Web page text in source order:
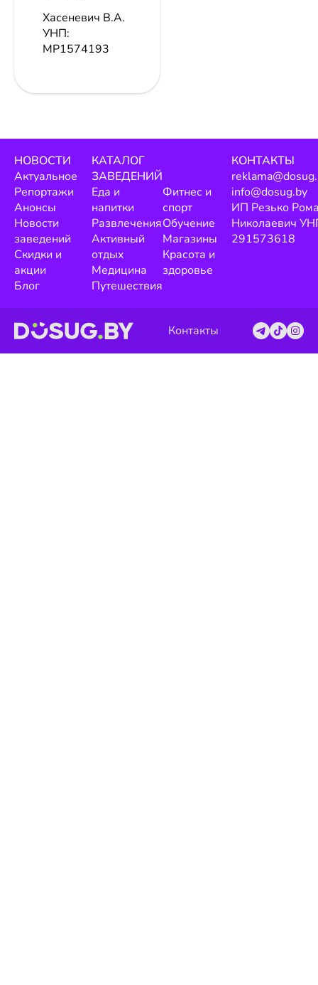
Хасеневич В.А.
УНП:
МР1574193
НОВОСТИ
Актуальное
Репортажи
Анонсы
Новости
заведений
Скидки и
акции
Блог
КАТАЛОГ
ЗАВЕДЕНИЙ
Еда и
напитки
Развлечения
Активный
отдых
Медицина
Путешествия
Фитнес и
спорт
Обучение
Магазины
Красота и
здоровье
КОНТАКТЫ
info@dosug.by
ИП Резько
Николаевич
291573618
Контакты